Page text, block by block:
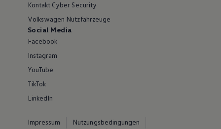
Kontakt Cyber Security
Volkswagen Nutzfahrzeuge
Social Media
Facebook
Instagram
YouTube
TikTok
LinkedIn
Impressum
Nutzungsbedingungen